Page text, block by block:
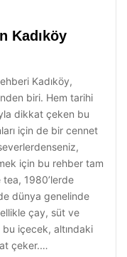
Kadıköy
Kadıköy,
biri. Hem tarihi
dikkat çeken bu
için de bir cennet
için bu rehber tam
1980’lerde
dünya genelinde
çay, süt ve
bu içecek, altındaki
çeker.…